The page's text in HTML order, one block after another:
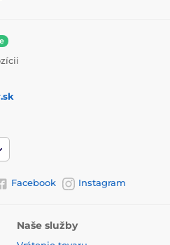
Facebook Instagram
Naše služby